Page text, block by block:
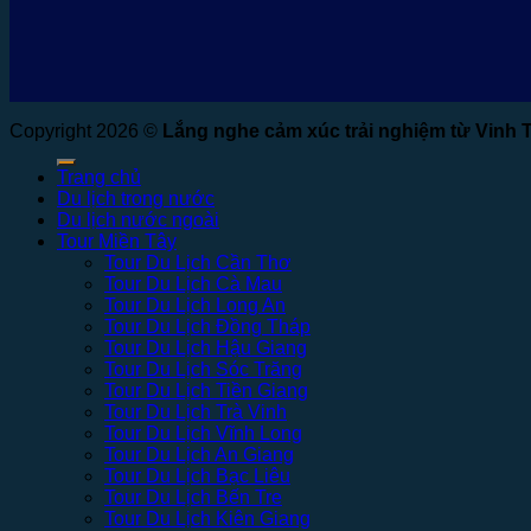
Copyright 2026 © Lắng nghe cảm xúc trải nghiệm từ Vinh
Trang chủ
Du lịch trong nước
Du lịch nước ngoài
Tour Miền Tây
Tour Du Lịch Cần Thơ
Tour Du Lịch Cà Mau
Tour Du Lịch Long An
Tour Du Lịch Đồng Tháp
Tour Du Lịch Hậu Giang
Tour Du Lịch Sóc Trăng
Tour Du Lịch Tiền Giang
Tour Du Lịch Trà Vinh
Tour Du Lịch Vĩnh Long
Tour Du Lịch An Giang
Tour Du Lịch Bạc Liêu
Tour Du Lịch Bến Tre
Tour Du Lịch Kiên Giang